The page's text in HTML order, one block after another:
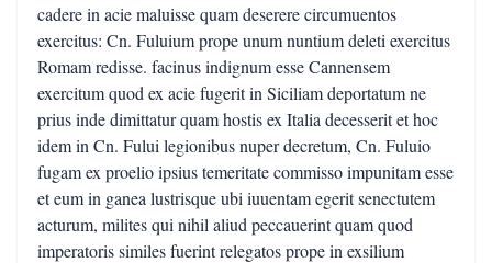
cadere in acie maluisse quam deserere circumuentos
exercitus: Cn. Fuluium prope unum nuntium deleti exercitus
Romam redisse. facinus indignum esse Cannensem
exercitum quod ex acie fugerit in Siciliam deportatum ne
prius inde dimittatur quam hostis ex Italia decesserit et hoc
idem in Cn. Fului legionibus nuper decretum, Cn. Fuluio
fugam ex proelio ipsius temeritate commisso impunitam esse
et eum in ganea lustrisque ubi iuuentam egerit senectutem
acturum, milites qui nihil aliud peccauerint quam quod
imperatoris similes fuerint relegatos prope in exsilium